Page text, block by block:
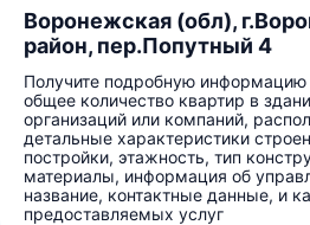
Воронежская (обл),
район, пер.Попутный 4
Получите подробную
общее количество квартир в
организаций или компаний,
детальные характеристики
постройки, этажность, тип
материалы, информация об
название, контактные данные, и
предоставляемых услуг